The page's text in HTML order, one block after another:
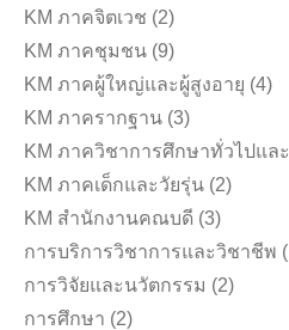
KM ภาคจิตเวช (2)
KM ภาคชุมชน (9)
KM ภาคผู้ใหญ่และผู้สูงอายุ (4)
KM ภาครากฐาน (3)
KM ภาควิชาการศึกษาทั่วไปแ
KM ภาคเด็กและวัยรุ่น (2)
KM สำนักงานคณบดี (3)
การบริการวิชาการและวิชาชีพ
การวิจัยและนวัตกรรม (2)
การศึกษา (2)